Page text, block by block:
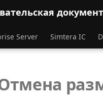
Server Simtera IC